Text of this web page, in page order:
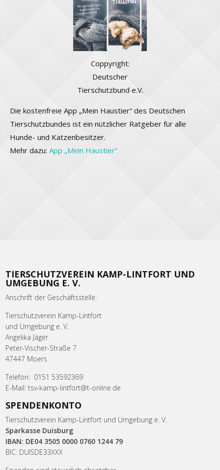
Coppyright:
Deutscher
Tierschutzbund e.V.
Die kostenfreie App „Mein Haustier“ des Deutschen
Tierschutzbundes ist ein nützlicher Ratgeber für alle
Hunde- und Katzenbesitzer.
Mehr dazu: App „Mein Haustier“
TIERSCHUTZVEREIN KAMP-LINTFORT UND
UMGEBUNG E. V.
Anschrift der Geschäftsstelle:
Tierschutzverein Kamp-Lintfort
und Umgebung e. V.
Angelika Jäger
Peter-Vischer-Straße 7
47447 Moers
Telefon: 0151 53592369
E-Mail: tsv-kamp-lintfort@t-online.de
SPENDENKONTO
Tierschutzverein Kamp-Lintfort und Umgebung e. V.
Sparkasse Duisburg
IBAN: DE04 3505 0000 0760 1244 79
BIC: DUISDE33XXX